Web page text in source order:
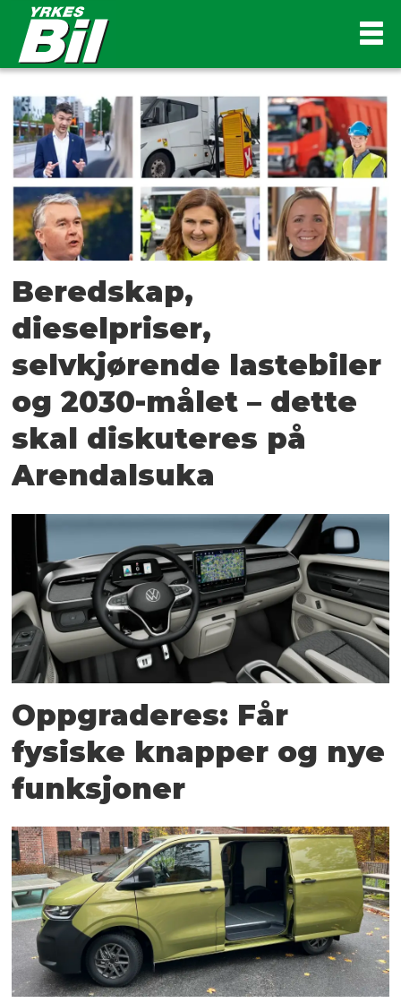
Tag:
harald
a
møller
as
Beredskap,
dieselpriser,
selvkjørende lastebiler
og 2030-målet – dette
skal diskuteres på
Arendalsuka
Oppgraderes: Får
fysiske knapper og nye
funksjoner